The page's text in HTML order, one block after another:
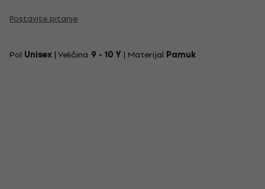
Postavite pitanje
Pol Unisex | Veličina 9 - 10 Y | Materijal Pamuk